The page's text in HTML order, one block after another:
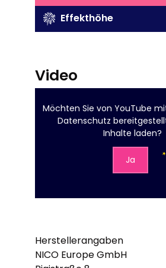
Effekthöhe
Video
Möchten Sie vonYouTube
Datenschutz
Inhalte laden?
Ja
Herstellerangaben
NICO Europe GmbH